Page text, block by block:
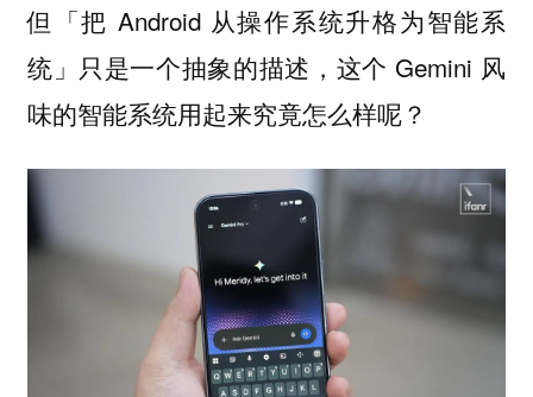
但「把 Android 从操作系统升格为智能系
统」只是一个抽象的描述，这个 Gemini 风
味的智能系统用起来究竟怎么样呢？